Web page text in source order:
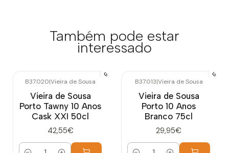
Também pode estar
interessado
B37.020|Vieira de Sousa
Vieira de Sousa
Porto Tawny 10 Anos
Cask XXI 50cl
42,55€
B37.013|Vieira de Sousa
Vieira de Sousa
Porto 10 Anos
Branco 75cl
29,95€